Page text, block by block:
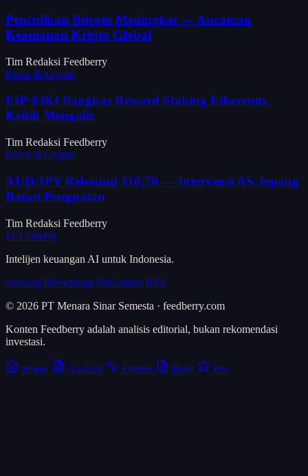
Penculikan Bitcoin Meningkat — Ancaman
Keamanan Kripto Global
Tim Redaksi Feedberry
Forex & Crypto
EIP-8363 Pangkas Reward Staking Ethereum,
Kritik Mengalir
Tim Redaksi Feedberry
Forex & Crypto
AUD/JPY Rebound 110,70 — Intervensi AS-Jepang
Batasi Penguatan
Tim Redaksi Feedberry
FEEDberry
Intelijen keuangan AI untuk Indonesia.
Tentang Metodologi Disclaimer RSS
© 2026 PT Menara Sinar Semesta · feedberry.com
Konten Feedberry adalah analisis editorial, bukan rekomendasi
investasi.
Home Analisis Emiten Brief Pro